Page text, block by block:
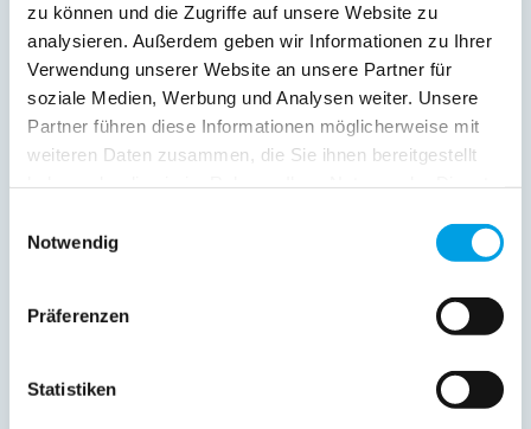
zu können und die Zugriffe auf unsere Website zu
analysieren. Außerdem geben wir Informationen zu Ihrer
Verwendung unserer Website an unsere Partner für
soziale Medien, Werbung und Analysen weiter. Unsere
Partner führen diese Informationen möglicherweise mit
weiteren Daten zusammen, die Sie ihnen bereitgestellt
Notwendig
Präferenzen
Statistiken
Brandschaden,
Wasserschaden oder Leckage
- POLYGON Deutschland
Es ist die Verbindung aus Menschen, Fachwissen und
Schadenkontrolle macht. Wir schützen, kontrollieren
und mindern die Auswirkungen von Brand-, Wasser-